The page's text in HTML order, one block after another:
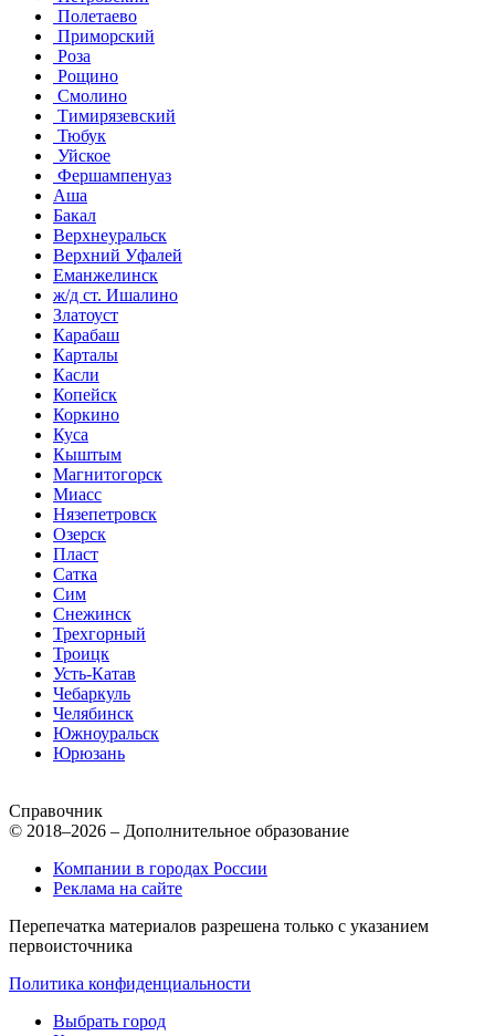
Полетаево
Приморский
Роза
Рощино
Смолино
Тимирязевский
Тюбук
Уйское
Фершампенуаз
Аша
Бакал
Верхнеуральск
Верхний Уфалей
Еманжелинск
ж/д ст. Ишалино
Златоуст
Карабаш
Карталы
Касли
Копейск
Коркино
Куса
Кыштым
Магнитогорск
Миасс
Нязепетровск
Озерск
Пласт
Сатка
Сим
Снежинск
Трехгорный
Троицк
Усть-Катав
Чебаркуль
Челябинск
Южноуральск
Юрюзань
Справочник
© 2018–2026 – Дополнительное образование
Компании в городах России
Реклама на сайте
Перепечатка материалов разрешена только с указанием
первоисточника
Политика конфиденциальности
Выбрать город